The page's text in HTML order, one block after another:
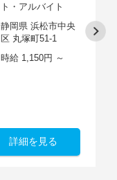
ト・アルバイト
静岡県 浜松市中央
区 丸塚町51-1
時給 1,150円 ～
詳細を見る